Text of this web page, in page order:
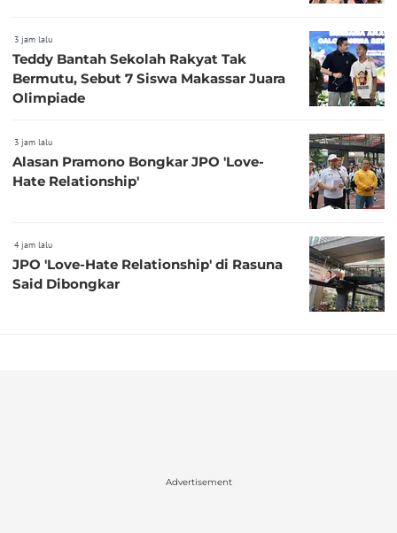
3 jam lalu
Teddy Bantah Sekolah Rakyat Tak
Bermutu, Sebut 7 Siswa Makassar Juara
Olimpiade
3 jam lalu
Alasan Pramono Bongkar JPO 'Love-
Hate Relationship'
4 jam lalu
JPO 'Love-Hate Relationship' di Rasuna
Said Dibongkar
Advertisement